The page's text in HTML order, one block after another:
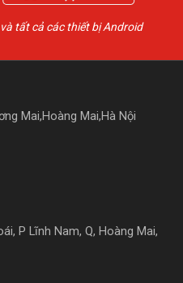
tất cả các thiết bị Android
Mai,Hoàng Mai,Hà Nội
P Lĩnh Nam, Q, Hoàng Mai,